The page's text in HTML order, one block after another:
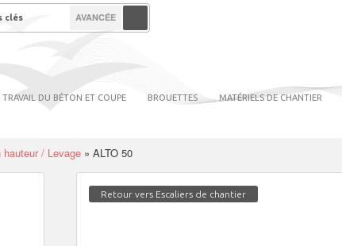
TRAVAIL DU BÉTON ET COUPE BROUETTES MATÉRIELS DE CHANTIER
AVANCÉE
/ Levage » ALTO 50
Retour vers Escaliers de chantier